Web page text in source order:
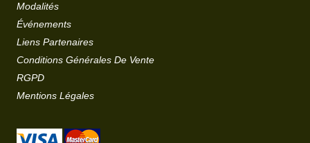
Modalités
Événements
Liens Partenaires
Conditions Générales De Vente
RGPD
Mentions Légales